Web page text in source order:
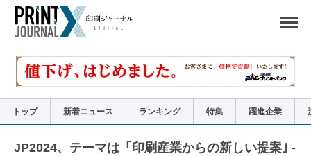
で
リ
トップ 新着ニュース ランキング 特集 躍進企業
JP2024、テーマは「印刷産業からの新しい提案｣ -